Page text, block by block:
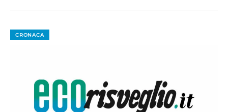
CRONACA